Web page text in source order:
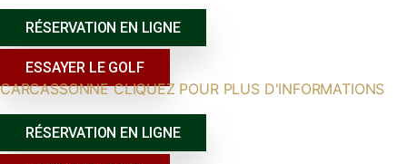
RÉSERVATION EN LIGNE
ESSAYER LE GOLF
CARCASSONNE CLIQUEZ POUR PLUS D'INFORMATIONS
RÉSERVATION EN LIGNE